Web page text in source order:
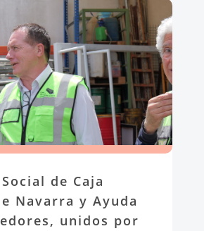
de Caja
Navarra y Ayuda
unidos por